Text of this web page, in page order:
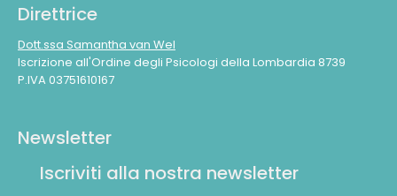
Direttrice
Dott.ssa Samantha van Wel
Iscrizione all'Ordine degli Psicologi della Lombardia 8739
P.IVA 03751610167
Newsletter
Iscriviti alla nostra newsletter